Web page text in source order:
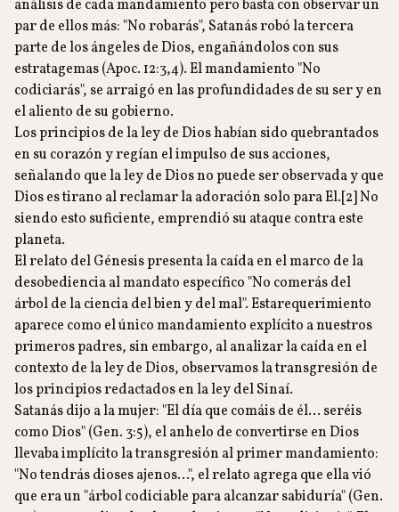
análisis de cada mandamiento pero basta con observar un
par de ellos más: "No robarás", Satanás robó la tercera
parte de los ángeles de Dios, engañándolos con sus
estratagemas (Apoc. 12:3,4). El mandamiento "No
codiciarás", se arraigó en las profundidades de su ser y en
el aliento de su gobierno.
Los principios de la ley de Dios habían sido quebrantados
en su corazón y regían el impulso de sus acciones,
señalando que la ley de Dios no puede ser observada y que
Dios es tirano al reclamar la adoración solo para El.[2] No
siendo esto suficiente, emprendió su ataque contra este
planeta.
El relato del Génesis presenta la caída en el marco de la
desobediencia al mandato específico "No comerás del
árbol de la ciencia del bien y del mal". Estarequerimiento
aparece como el único mandamiento explícito a nuestros
primeros padres, sin embargo, al analizar la caída en el
contexto de la ley de Dios, observamos la transgresión de
los principios redactados en la ley del Sinaí.
Satanás dijo a la mujer: "El día que comáis de él… seréis
como Dios" (Gen. 3:5), el anhelo de convertirse en Dios
llevaba implícito la transgresión al primer mandamiento:
"No tendrás dioses ajenos…", el relato agrega que ella vió
que era un "árbol codiciable para alcanzar sabiduría" (Gen.